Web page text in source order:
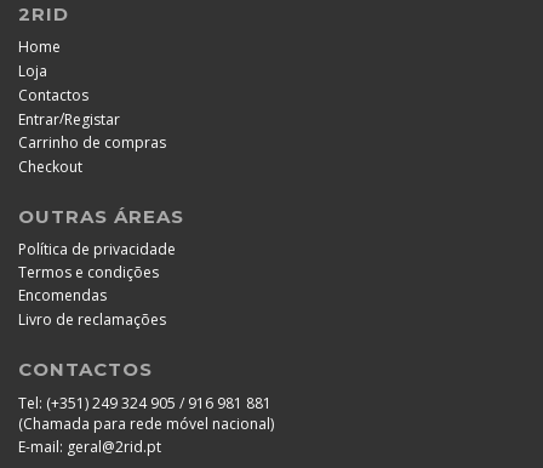
2RID
Home
Loja
Contactos
Entrar/Registar
Carrinho de compras
Checkout
OUTRAS ÁREAS
Política de privacidade
Termos e condições
Encomendas
Livro de reclamações
CONTACTOS
Tel: (+351) 249 324 905 / 916 981 881
(Chamada para rede móvel nacional)
E-mail: geral@2rid.pt